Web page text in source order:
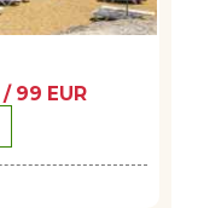
99 EUR